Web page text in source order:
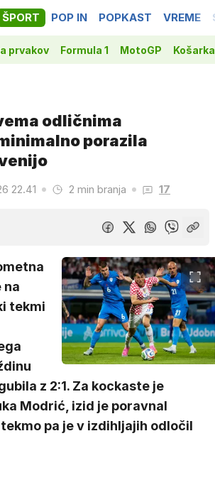
ŠPORT POP IN POPKAST VREME
prvakov Formula 1 MotoGP Košarka
odličnima
porazila
22.41 2 min branja 17
na
tekmi
z 2:1. Za kockaste je
Modrić, izid je poravnal
pa je v izdihljajih odločil